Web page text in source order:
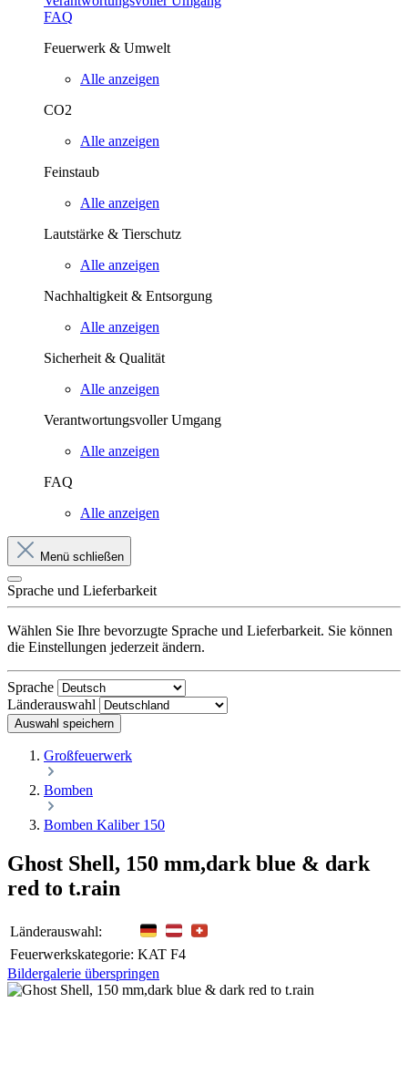
FAQ
Feuerwerk & Umwelt
Alle anzeigen
CO2
Alle anzeigen
Feinstaub
Alle anzeigen
Lautstärke & Tierschutz
Alle anzeigen
Nachhaltigkeit & Entsorgung
Alle anzeigen
Sicherheit & Qualität
Alle anzeigen
Verantwortungsvoller Umgang
Alle anzeigen
FAQ
Alle anzeigen
Menü schließen
Sprache und Lieferbarkeit
Wählen Sie Ihre bevorzugte Sprache und Lieferbarkeit. Sie können
die Einstellungen jederzeit ändern.
Sprache
Länderauswahl
Auswahl speichern
Großfeuerwerk
Bomben
Bomben Kaliber 150
Ghost Shell, 150 mm,dark blue & dark
red to t.rain
Länderauswahl:
Feuerwerkskategorie: KAT F4
Bildergalerie überspringen